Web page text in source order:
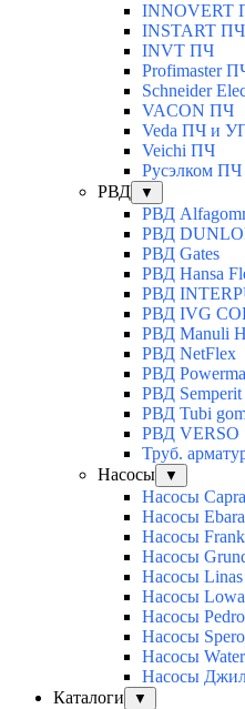
INNOVERT
INSTART
INVT ПЧ
Profimaster
Schneider
VACON ПЧ
Veda ПЧ и
Veichi ПЧ
Русэлком ПЧ
РВД
▼
РВД
РВД
РВД Gates
РВД Hansa
РВД
РВД IVG
РВД Manuli
РВД NetFlex
РВД
РВД Semperit
РВД Tubi
РВД VERSO
Труб.
Насосы
▼
Насосы
Насосы Ebara
Насосы
Насосы
Насосы Linas
Насосы
Насосы
Насосы
Насосы
Насосы
Каталоги
▼